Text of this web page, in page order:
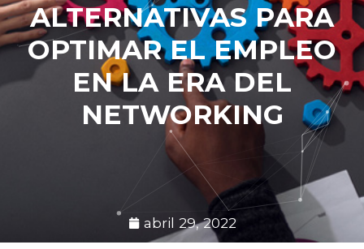
ALTERNATIVAS PARA
OPTIMAR EL EMPLEO
EN LA ERA DEL
NETWORKING
abril 29, 2022